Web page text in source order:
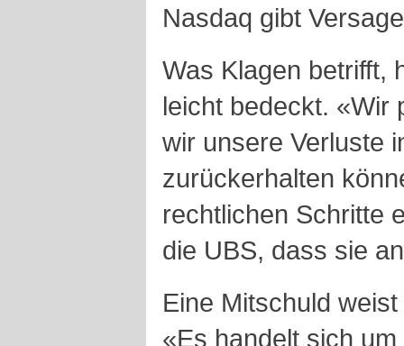
Nasdaq gibt
Was Klagen betrifft,
leicht bedeckt. «Wir
wir unsere Verluste
zurückerhalten
rechtlichen Schritte
die UBS, dass sie
Eine Mitschuld
«Es handelt sich um